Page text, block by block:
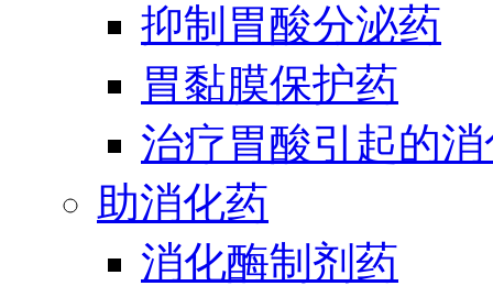
抑制胃酸分泌药
胃黏膜保护药
治疗胃酸引起的
助消化药
消化酶制剂药